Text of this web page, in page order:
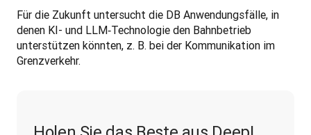
Für die Zukunft untersucht die DB Anwendungsfälle, in
denen KI- und LLM‑Technologie den Bahnbetrieb
unterstützen könnten, z. B. bei der Kommunikation im
Grenzverkehr.